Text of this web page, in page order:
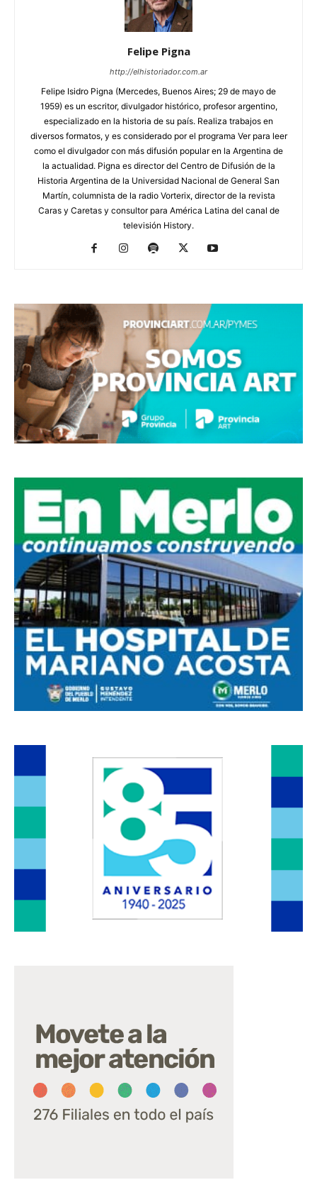
Felipe Pigna
http://elhistoriador.com.ar
Felipe Isidro Pigna (Mercedes, Buenos Aires; 29 de mayo de
1959) es un escritor, divulgador histórico, profesor argentino,
especializado en la historia de su país. Realiza trabajos en
diversos formatos, y es considerado por el programa Ver para leer
como el divulgador con más difusión popular en la Argentina de
la actualidad. Pigna es director del Centro de Difusión de la
Historia Argentina de la Universidad Nacional de General San
Martín, columnista de la radio Vorterix, director de la revista
Caras y Caretas y consultor para América Latina del canal de
televisión History.